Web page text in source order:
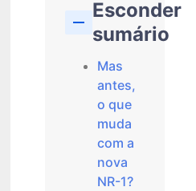
Esconder
sumário
Mas
antes,
o que
muda
com a
nova
NR-1?